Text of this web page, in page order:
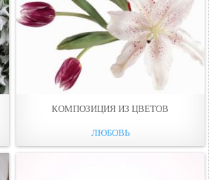
КОМПОЗИЦИЯ ИЗ ЦВЕТОВ
ЛЮБОВЬ